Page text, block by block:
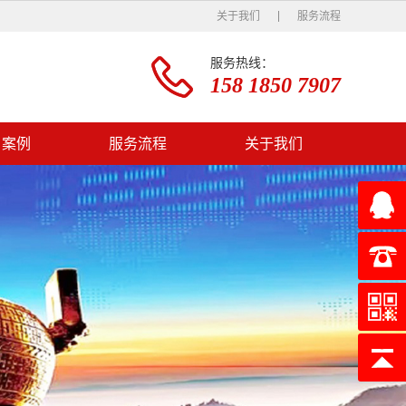
关于我们 服务流程
服务热线：
158 1850 7907
例 服务流程 关于我们